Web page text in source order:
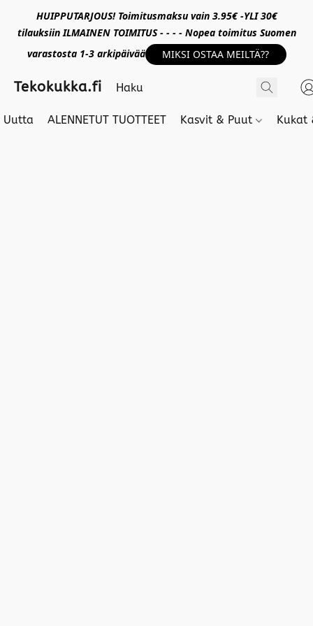
HUIPPUTARJOUS! Toimitusmaksu vain 3.95€ -YLI 30€
tilauksiin ILMAINEN TOIMITUS - - - - Nopea toimitus Suomen
varastosta 1-3 arkipäivää
MIKSI OSTAA MEILTÄ??
Tekokukka.fi
Uutta ALENNETUT TUOTTEET Kasvit & Puut Kukat